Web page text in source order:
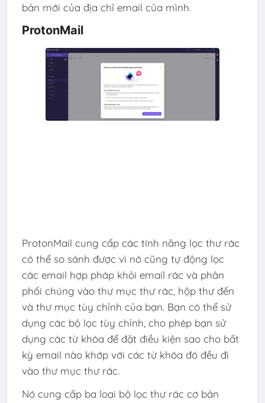
bản mới của địa chỉ email của mình.
ProtonMail
ProtonMail cung cấp các tính năng lọc thư rác
có thể so sánh được vì nó cũng tự động lọc
các email hợp pháp khỏi email rác và phân
phối chúng vào thư mục thư rác, hộp thư đến
và thư mục tùy chỉnh của bạn. Bạn có thể sử
dụng các bộ lọc tùy chỉnh, cho phép bạn sử
dụng các từ khóa để đặt điều kiện sao cho bất
kỳ email nào khớp với các từ khóa đó đều đi
vào thư mục thư rác.
Nó cung cấp ba loại bộ lọc thư rác cơ bản